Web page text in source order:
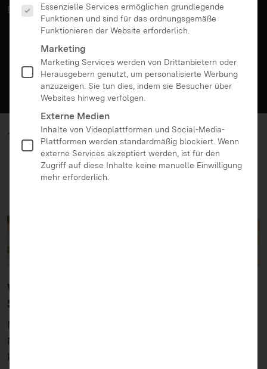
Beratungsstelle haben.
15.02.2021
Welche Mediennutzungszeiten empfehlen
Sie je nach Alter?
Medienzeiten festzulegen hilft Ihnen dabei, die
Mediennutzung Ihres Kindes im Auge behalten zu
können. Je nach Alter und Reife des Kindes können
Essenzielle Services ermöglichen grundlegende
Funktionen und sind für das ordnungsgemäße
Funktionieren der Website erforderlich.
Marketing
Marketing Services werden von Drittanbietern oder
Herausgebern genutzt, um personalisierte Werbung
anzuzeigen. Sie tun dies, indem sie Besucher über
Websites hinweg verfolgen.
Externe Medien
Inhalte von Videoplattformen und Social-Media-
Plattformen werden standardmäßig blockiert. Wenn
externe Services akzeptiert werden, ist für den
Zugriff auf diese Inhalte keine manuelle Einwilligung
mehr erforderlich.